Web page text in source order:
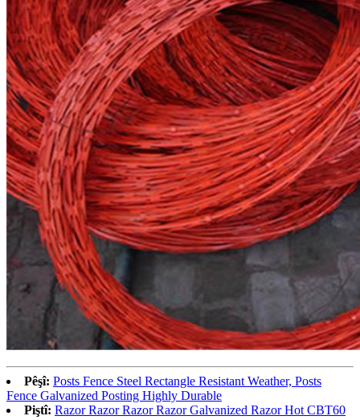
Pêşî: Posts Fence Steel Rectangle Resistant Weather, Posts
Fence Galvanized Posting Highly Durable
Piştî: Razor Razor Razor Razor Galvanized Razor Hot CBT60